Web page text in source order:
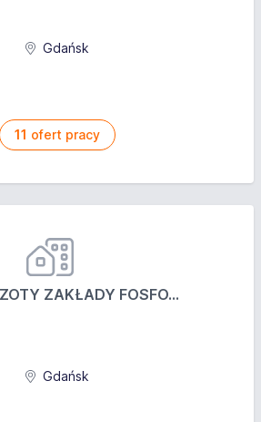
Gdańsk
11 ofert pracy
ZAKŁADY FOSFO...
Gdańsk